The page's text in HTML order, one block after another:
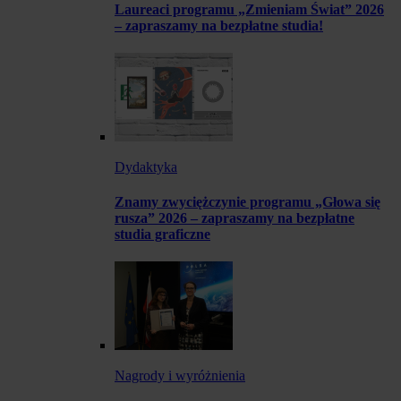
Laureaci programu „Zmieniam Świat” 2026
– zapraszamy na bezpłatne studia!
Dydaktyka
Znamy zwyciężczynie programu „Głowa się
rusza” 2026 – zapraszamy na bezpłatne
studia graficzne
Nagrody i wyróżnienia